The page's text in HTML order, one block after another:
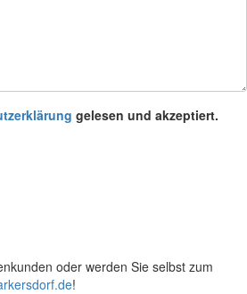
gelesen und akzeptiert.
oder werden Sie selbst zum
!